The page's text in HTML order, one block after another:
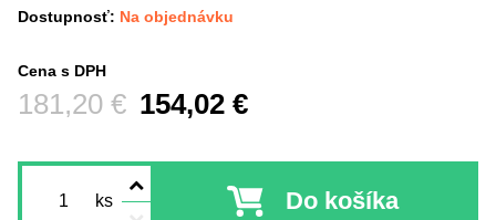
Dostupnosť: Na objednávku
Cena s DPH
154,02 €
Pred zľavou:
181,20 €
ks Do košíka